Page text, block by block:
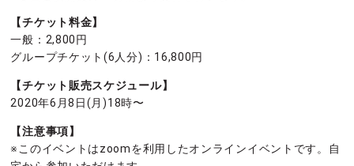
【チケット料金】
一般：2,800円
グループチケット(6人分)：16,800円
【チケット販売スケジュール】
2020年6月8日(月)18時〜
【注意事項】
※このイベントはzoomを利用したオンラインイベントです。自